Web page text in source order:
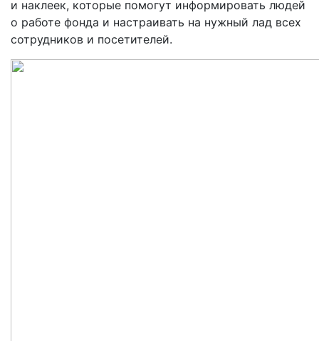
и наклеек, которые помогут информировать людей
о работе фонда и настраивать на нужный лад всех
сотрудников и посетителей.